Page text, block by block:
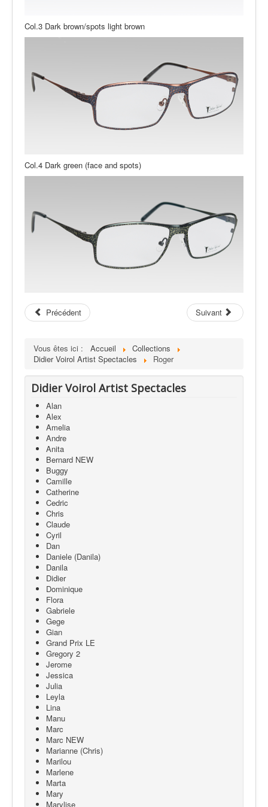
Col.3 Dark brown/spots light brown
Col.4 Dark green (face and spots)
Précédent Suivant
Vous êtes ici : Accueil
Collections
Didier Voirol Artist Spectacles
Roger
Didier Voirol Artist Spectacles
Alan
Alex
Amelia
Andre
Anita
Bernard NEW
Buggy
Camille
Catherine
Cedric
Chris
Claude
Cyril
Dan
Daniele (Danila)
Danila
Didier
Dominique
Flora
Gabriele
Gege
Gian
Grand Prix LE
Gregory 2
Jerome
Jessica
Julia
Leyla
Lina
Manu
Marc
Marc NEW
Marianne (Chris)
Marilou
Marlene
Marta
Mary
Marylise